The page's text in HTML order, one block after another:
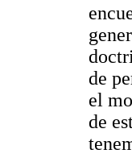
de
el
de